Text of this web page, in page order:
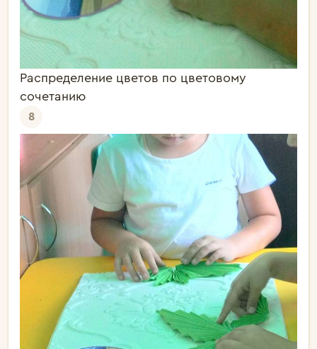
Распределение цветов по цветовому
сочетанию
8